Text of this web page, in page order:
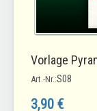
Vorlage
Art.-Nr.:S08
3,90 €